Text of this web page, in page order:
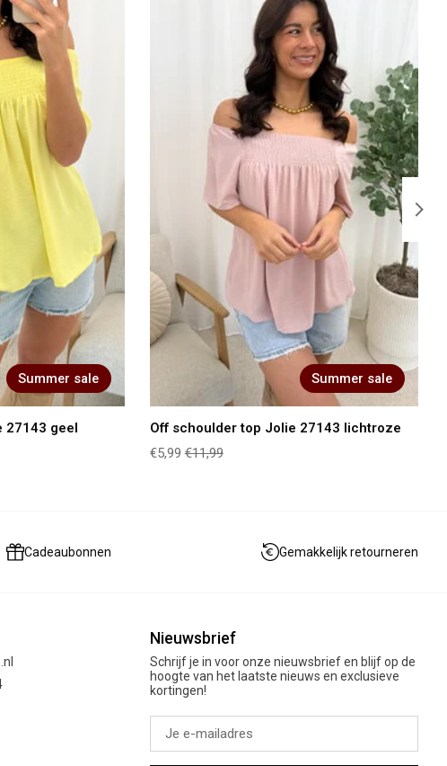
Summer sale
27143 geel
Summer sale
Off schoulder top Jolie 27143 lichtroze
€5,99 €11,99
Cadeaubonnen Gemakkelijk retourneren
Nieuwsbrief
Schrijf je in voor onze nieuwsbrief en blijf op de
hoogte van het laatste nieuws en exclusieve
kortingen!